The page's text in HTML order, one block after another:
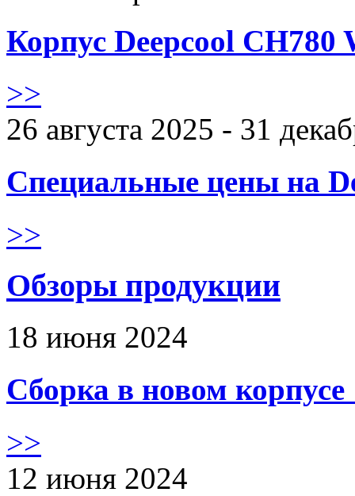
Корпус Deepcool CH780
>>
26 августа 2025 - 31
Специальные цены на
>>
Обзоры продукции
18 июня 2024
Сборка в новом
>>
12 июня 2024